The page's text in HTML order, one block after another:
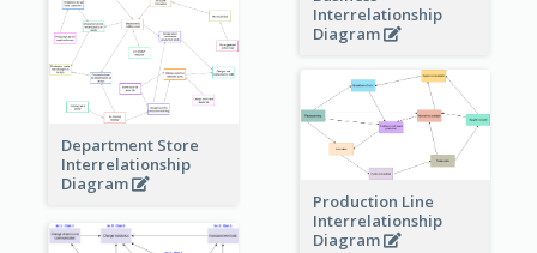
Interrelationship
Diagram
Department Store
Interrelationship
Diagram
Production Line
Interrelationship
Diagram